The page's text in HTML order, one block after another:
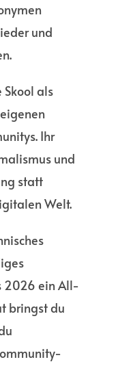
und
Skool als
Ihr
und
statt
Welt.
2026 ein All-
bringst du